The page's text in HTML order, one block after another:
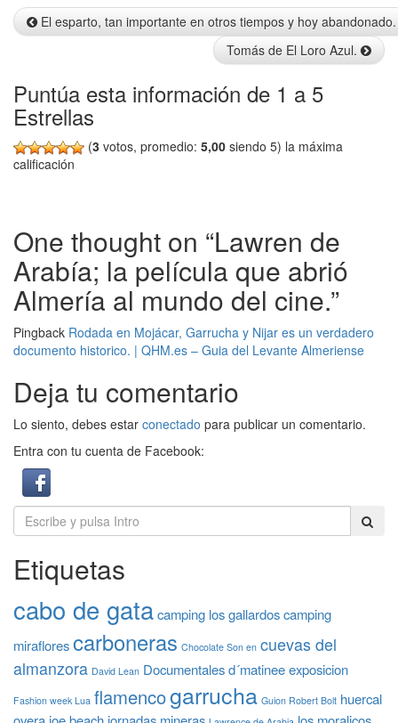
InfoEl esparto, tan importante en otros tiempos y hoy abandonado.
Tomás de El Loro Azul.
Puntúa esta información de 1 a 5
Estrellas
(3 votos, promedio: 5,00 siendo 5) la máxima
calificación
One thought on “Lawren de
Arabía; la película que abrió
Almería al mundo del cine.”
Pingback Rodada en Mojácar, Garrucha y Nijar es un verdadero
documento historico. | QHM.es – Guia del Levante Almeriense
Deja tu comentario
Lo siento, debes estar conectado para publicar un comentario.
Entra con tu cuenta de Facebook:
Etiquetas
cabo de gatacamping los gallardoscamping
miraflorescarboneras Chocolate Son en cuevas del
almanzora David Lean Documentalesd´matineeexposicion
Fashion week Lua flamencogarrucha Guion Robert Bolt huercal